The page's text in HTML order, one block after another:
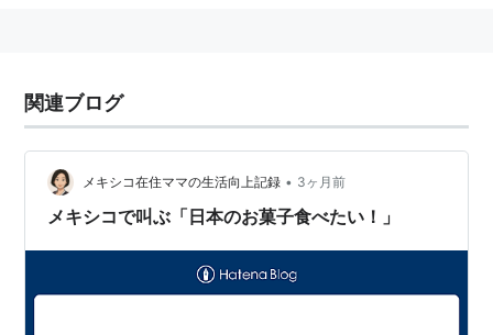
関連ブログ
メキシコ在住ママの生活向上記録 • 3ヶ月前
メキシコで叫ぶ「日本のお菓子食べたい！」